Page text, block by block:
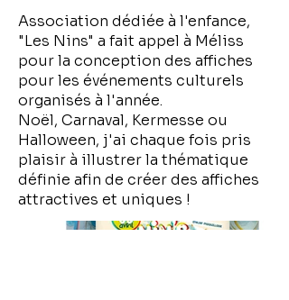
Association dédiée à l'enfance,
"Les Nins" a fait appel à Méliss
pour la conception des affiches
pour les événements culturels
organisés à l'année.
Noël, Carnaval, Kermesse ou
Halloween, j'ai chaque fois pris
plaisir à illustrer la thématique
définie afin de créer des affiches
attractives et uniques !